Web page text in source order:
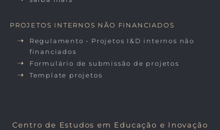
PROJETOS INTERNOS NÃO FINANCIADOS
Regulamento • Projetos I&D internos não
financiados
Formulário de submissão de projetos
Template projetos
Centro de Estudos em Educação e Inovação